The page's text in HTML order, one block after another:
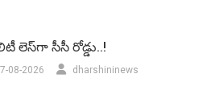
లెస్‌గా సీసీ రోడ్డు..!
08-2026 dharshininews